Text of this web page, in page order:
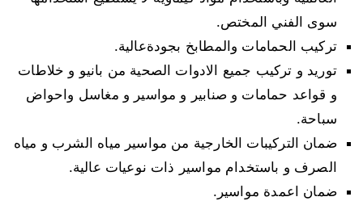
سوى الفني المختص.
تركيب الحمامات والمطابخ بجودةعالية.
توريد و تركيب جميع الادوات الصحية من بانيو و خلاطات
و قواعد حمامات و صنابير و مواسير و مغاسل واحواض
سباحة.
ضمان التركيبات الخارجية من مواسير مياه الشرب و مياه
الصرف و باستخدام مواسير ذات نوعيات عالية.
ضمان اعمدة مواسير.